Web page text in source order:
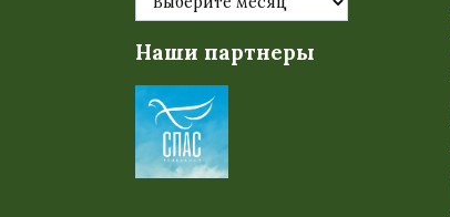
Наши партнеры